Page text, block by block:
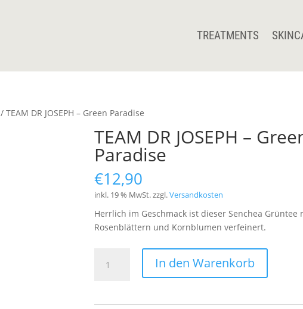
TREATMENTS
/ TEAM DR JOSEPH – Green Paradise
TEAM DR JOSEPH –
Paradise
€12,90
inkl. 19 % MwSt.zzgl.Versandkosten
Herrlich im Geschmack ist dieser Senchea Grüntee
Rosenblättern und Kornblumen verfeinert.
In den Warenkorb